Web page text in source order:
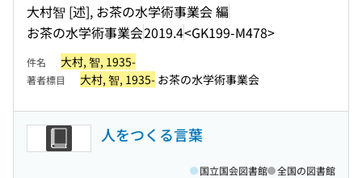
大村智 [述], お茶の水学術事業会 編
お茶の水学術事業会2019.4<GK199-M478>
件名 大村, 智, 1935-
著者標目 大村, 智, 1935- お茶の水学術事業会
人をつくる言葉
国立国会図書館 全国の図書館